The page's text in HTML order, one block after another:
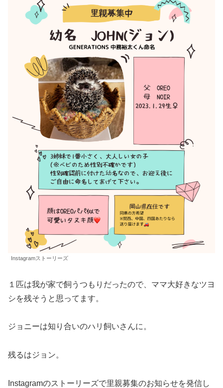
Instagramストーリーズ
１匹は我が家で飼うつもりだったので、ママ大好きなツヨ
シを残そうと思ってます。
ジョニーは知り合いのハリ飼いさんに。
残るはジョン。
Instagramのストーリーズで里親募集のお知らせを発信し